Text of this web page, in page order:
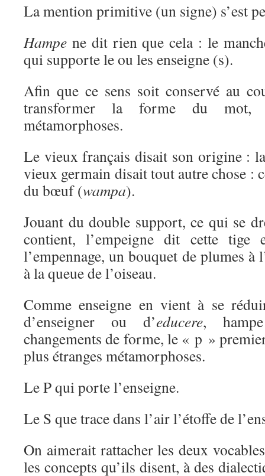
La mention primitive (un signe) s’est
Hampe ne dit rien que cela : le
qui supporte le ou les enseigne (s).
Afin que ce sens soit conservé au
transformer la forme du mot,
métamorphoses.
Le vieux français disait son origine :
vieux germain disait tout autre chose :
du bœuf (wampa).
Jouant du double support, ce qui se
contient, l’empeigne dit cette
l’empennage, un bouquet de plumes à
à la queue de l’oiseau.
Comme enseigne en vient à se
d’enseigner ou d’educere,
changements de forme, le « p »
plus étranges métamorphoses.
Le P qui porte l’enseigne.
Le S que trace dans l’air l’étoffe de
On aimerait rattacher les deux
les concepts qu’ils disent, à des